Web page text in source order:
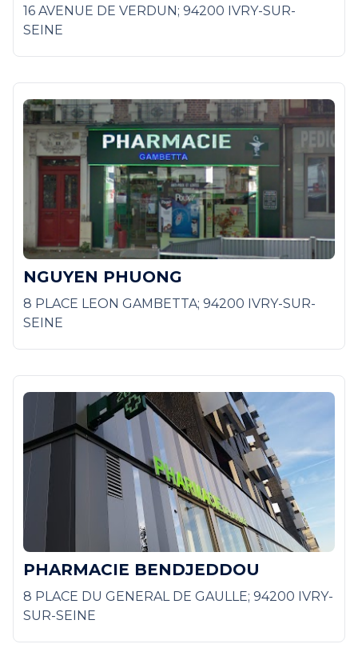
16 AVENUE DE VERDUN; 94200 IVRY-SUR-
SEINE
NGUYEN PHUONG
8 PLACE LEON GAMBETTA; 94200 IVRY-SUR-
SEINE
PHARMACIE BENDJEDDOU
8 PLACE DU GENERAL DE GAULLE; 94200 IVRY-
SUR-SEINE